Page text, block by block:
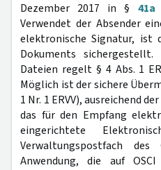
Dezember 2017 in § 41a
Verwendet der Absender
elektronische Signatur, ist
Dokuments
Dateien regelt § 4 Abs. 1
Möglich ist der sichere
1 Nr. 1 ERVV), ausreichend
das für den Empfang
eingerichtete
Verwaltungspostfach
Anwendung, die auf